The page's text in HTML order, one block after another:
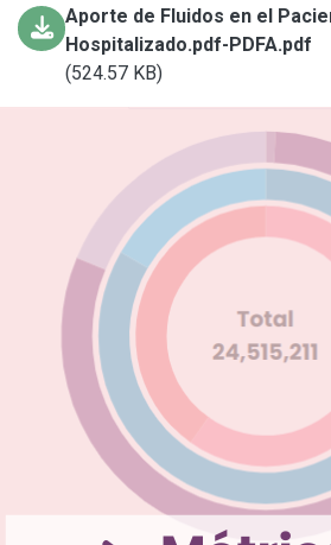
Aporte de Fluidos en el
Hospitalizado.pdf-PDFA.pdf
(524.57 KB)